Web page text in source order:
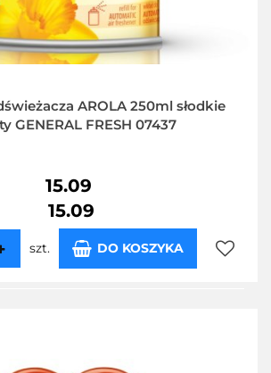
AROLA 250ml słodkie
GENERAL FRESH 07437
15.09
15.09
szt. DO KOSZYKA